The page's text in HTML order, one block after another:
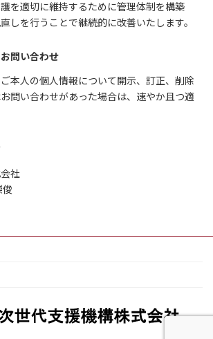
を適切に維持するために管理体制を構築
しを行うことで継続的に改善いたします。
問い合わせ
本人の個人情報について開示、訂正、削除
問い合わせがあった場合は、速やか且つ適
社